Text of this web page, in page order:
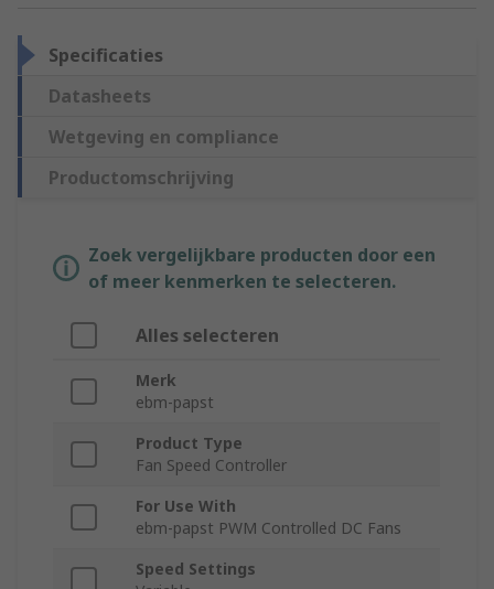
Specificaties
Datasheets
Wetgeving en compliance
Productomschrijving
Zoek vergelijkbare producten door een
of meer kenmerken te selecteren.
Alles selecteren
Merk
ebm-papst
Product Type
Fan Speed Controller
For Use With
ebm-papst PWM Controlled DC Fans
Speed Settings